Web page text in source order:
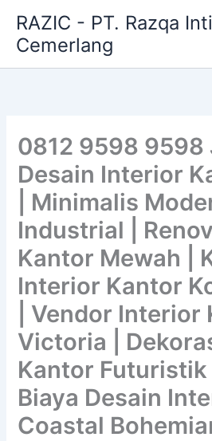
content
RAZIC - PT. Razqa Inti
Cemerlang
0812 9598 9598
Desain Interior
| Minimalis
Industrial |
Kantor Mewah |
Interior Kantor
| Vendor Interior
Victoria |
Kantor Futuristik
Biaya Desain
Coastal